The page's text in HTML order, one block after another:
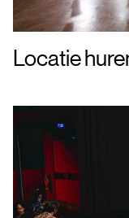
Locatie